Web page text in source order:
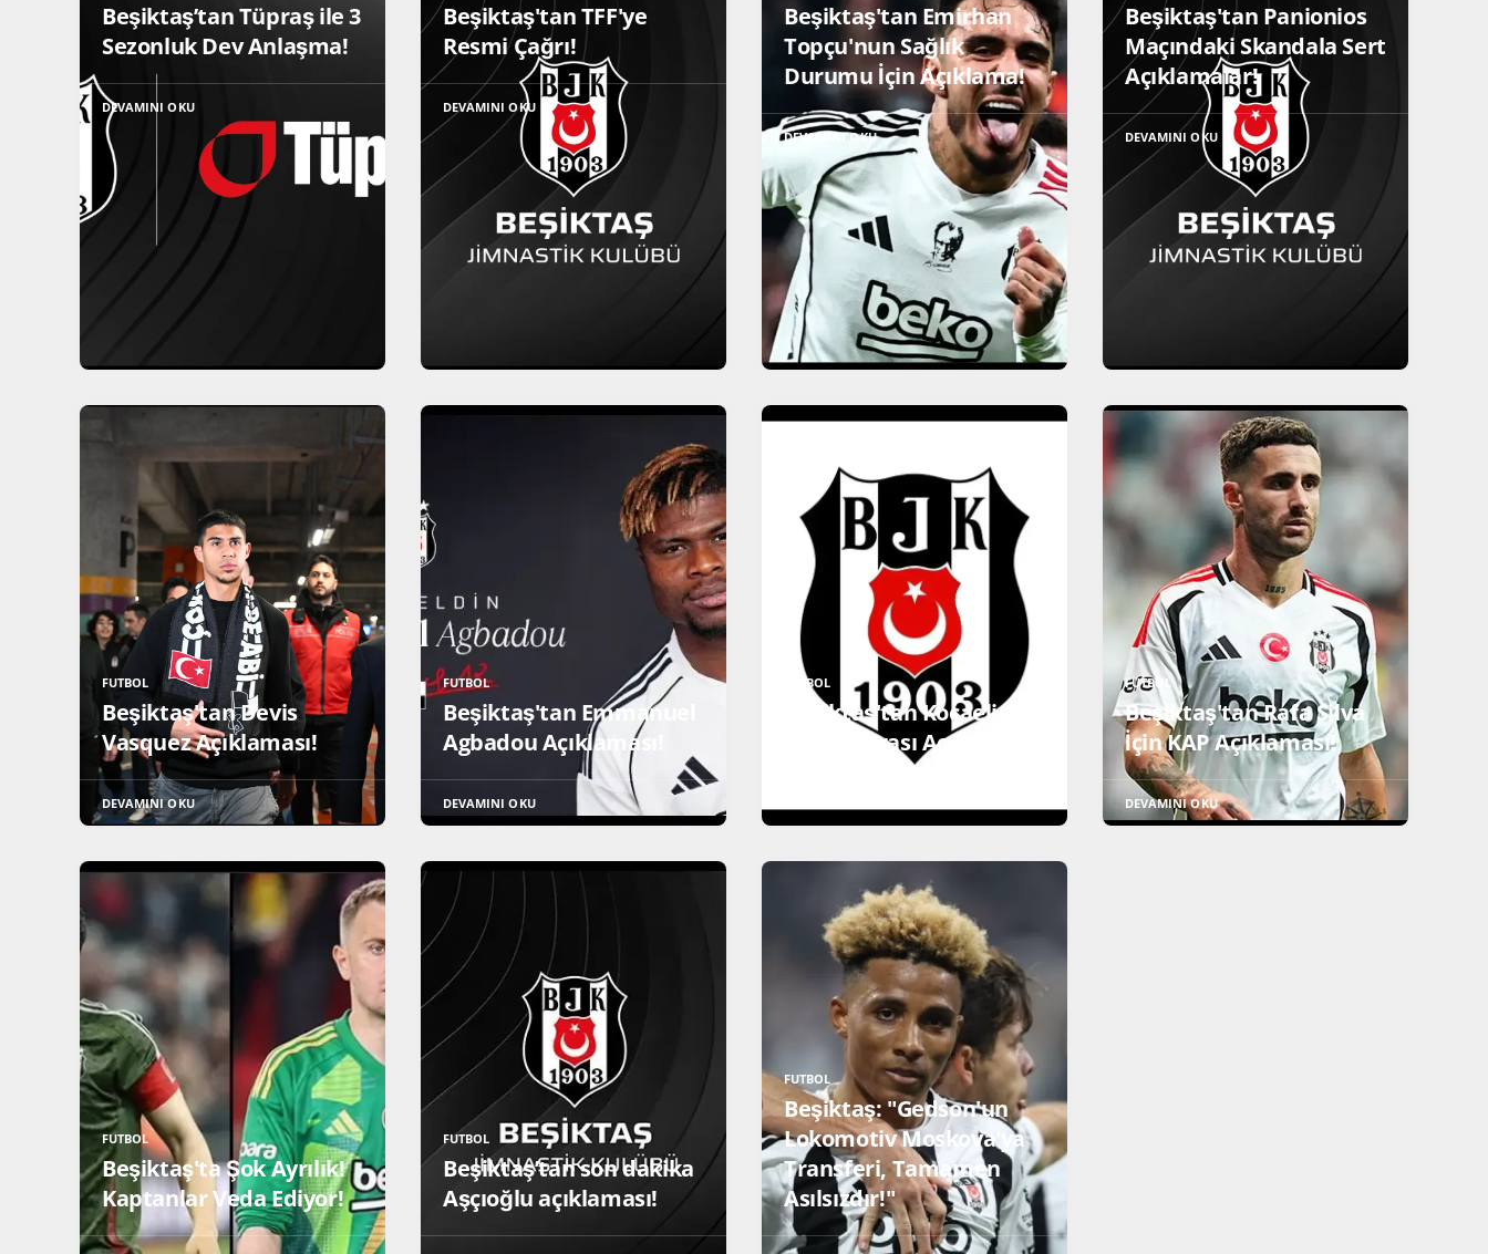
Beşiktaş’tan Tüpraş ile 3
Sezonluk Dev Anlaşma!
DEVAMINI OKU
Beşiktaş'tan TFF'ye
Resmi Çağrı!
DEVAMINI OKU
Beşiktaş'tan Emirhan
Topçu'nun Sağlık
Durumu İçin Açıklama!
DEVAMINI OKU
Beşiktaş'tan Panionios
Maçındaki Skandala Sert
Açıklamalar!
DEVAMINI OKU
FUTBOL
Beşiktaş'tan Devis
Vasquez Açıklaması!
DEVAMINI OKU
FUTBOL
Beşiktaş'tan Emmanuel
Agbadou Açıklaması!
DEVAMINI OKU
FUTBOL
Beşiktaş'tan Kocaelispor
Maçı Sonrası Açıklama!
FUTBOL
Beşiktaş'tan Rafa Silva
İçin KAP Açıklaması!
DEVAMINI OKU
FUTBOL
Beşiktaş'ta Şok Ayrılık!
Kaptanlar Veda Ediyor!
FUTBOL
Beşiktaş’tan son dakika
Aşçıoğlu açıklaması!
FUTBOL
Beşiktaş: "Gedson'un
Lokomotiv Moskova'ya
Transferi, Tamamen
Asılsızdır!"